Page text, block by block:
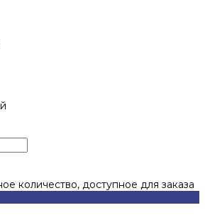
количество, доступное для заказа